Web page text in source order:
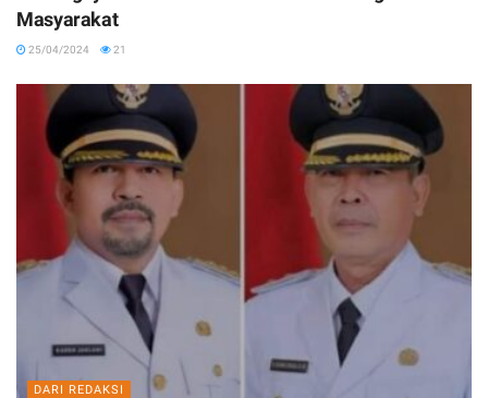
Masyarakat
25/04/2024 21
DARI REDAKSI